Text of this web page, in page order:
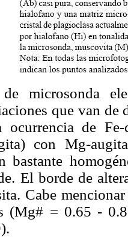
microsonda
que van de
ocurrencia de
con Mg-
bastante
El borde de
Cabe
(Mg# = 0.65 -